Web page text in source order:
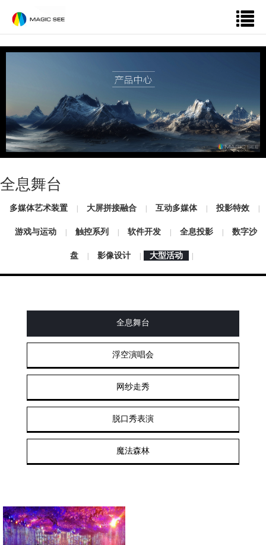
全息舞台
多媒体艺术装置 大屏拼接融合 互动多媒体 投影特效
游戏与运动 触控系列 软件开发 全息投影 数字沙
盘 影像设计 大型活动
全息舞台
浮空演唱会
网纱走秀
脱口秀表演
魔法森林